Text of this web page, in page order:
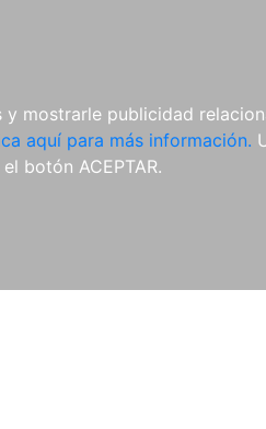
mostrarle publicidad
aquí para más información.
botón ACEPTAR.
REVISTAS
CDS Y
DVDS